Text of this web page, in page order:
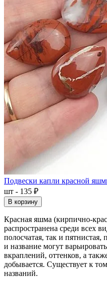
Подвески капли красной
шт - 135 ₽
В корзину
Красная яшма (кирпично-
распространена среди всех
полосчатая, так и пятнистая,
и название могут
вкраплений, оттенков, а
добывается. Существует к
названий.